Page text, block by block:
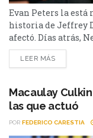
Evan Peters la está
historia de Jeffrey
afectó. Días atrás,
Monstruo: La
basada en hechos
parte de una serie,
LEER MÁS
Macaulay
las que actuó
POR FEDERICO CARESTIA